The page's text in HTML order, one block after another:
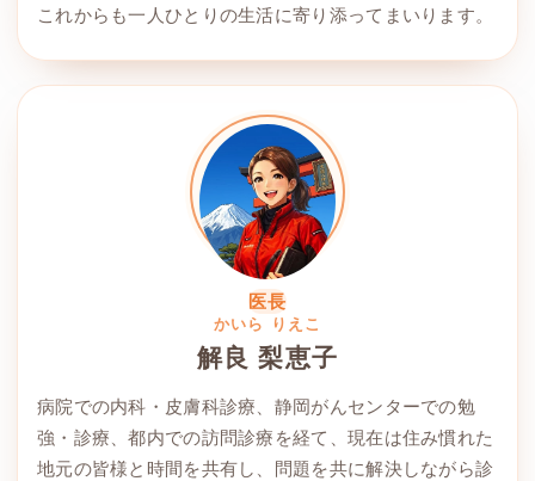
これからも一人ひとりの生活に寄り添ってまいります。
医長
かいら りえこ
解良 梨恵子
病院での内科・皮膚科診療、静岡がんセンターでの勉
強・診療、都内での訪問診療を経て、現在は住み慣れた
地元の皆様と時間を共有し、問題を共に解決しながら診